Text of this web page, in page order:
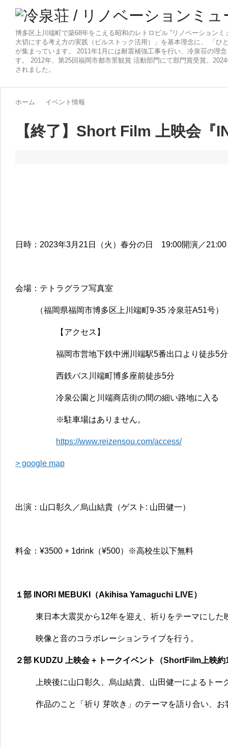
博多区上川端町で築68年をこえる昭和のレトロビル ”リノベーション
大切にする考え方の実践（ビルストック活用）」を基本理念に、 「ひ
が集まっています。 2011年1月には耐震補強工事を行い、冷泉荘の理
す。 2012年、第25回福岡市都市景観賞 活動部門にて部門賞受賞。
されました。
ホーム イベント情報
【終了】Short Film 上映会『
日時：2023年3月21日（火）春分の日 19:00開演／21:00
会場：テトラグラフ写真室
（福岡県福岡市博多区上川端町9-35 冷泉荘A51号）
【アクセス】
福岡市営地下鉄中洲川端駅5番出口より徒歩5分
西鉄バス川端町博多座前徒歩5分
冷泉公園と川端商店街の間の細い路地に入る
※駐車場はありません。
https://www.reizensou.com/access/
> google map
出演：山口彰久／烏山結貴（ゲスト: 山田健一）
料金：¥3500 + 1drink（¥500）※高校生以下無料
１部 INORI MEBUKI（Akihisa Yamaguchi LIVE）
東日本大震災から12年を迎え、祈りをテーマにした
映像と音のコラボレーションライブを行う。
２部 KUDZU 上映会 + トークイベント（ShortFilm上映約
上映後に山口彰久、烏山結貴、山田健一によるトー
作品のこと「祈り 芽吹き」のテーマを語り合い、